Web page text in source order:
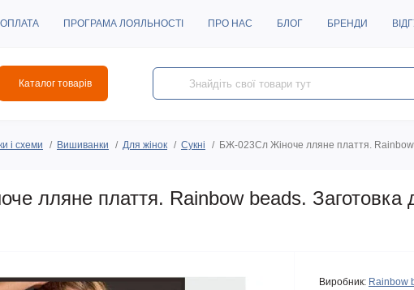
ПРОГРАМА ЛОЯЛЬНОСТІ ПРО НАС БЛОГ БРЕНДИ
Каталог товарів
і схеми Вишиванки Для жінок Сукні БЖ-023Сл Жіноче лляне плаття. Rainbow
лляне плаття. Rainbow beads. Заготовка
Виробник: Rainbow